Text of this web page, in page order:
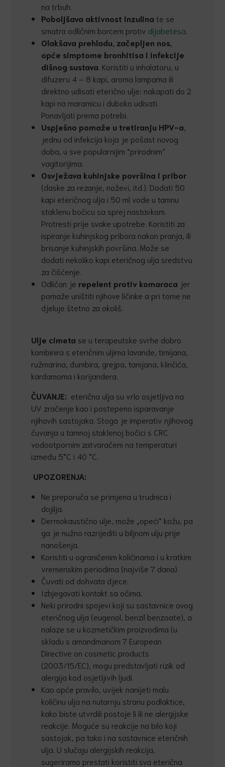
na trbuh.
Poboljšava aktivnost inzulina te se
smatra odličnim borcem protiv dijabetesa
Olakšava prehladu, začepljen nos,
opće simptome bronhitisa i infekcije
dišnog sustava . Koristiti u inhalatoru, u
difuzeru 4 – 8 kapi, aroma lampama ili
direktno udisati eterično ulje: nakapati do 2
kapi na maramicu i duboko udisati.
Ponavljati prema potrebi.
Uspješno pomaže u tretiranju HPV-a
jednu od infekcija koja je pošast novog
doba, u sve popularnijim “prirodnim”
vagitorijima.
Osvježava kuhinjske površina i pribor
(daske za rezanje, noževi, itd.). Dodati 50
kapi eteričnog ulja i 50 ml vode u tamnu
staklenu bočicu sa sprej nastavkom.
Protresti prije svake upotrebe. Koristiti za
ispiranje kuhinjskog pribora nakon pranja, ili
brisanje kuhinjskih površina. Može se
dodati nekoliko kapi eteričnog ulja sredstvu
za čišćenje.
Odličan je repelent protiv komaraca jer
pomaže uništiti njihove ličinke a pri tome ne
djeluje štetno za okoliš.
Ulje cimeta se u terapeutske svrhe dobro
kombinira s eteričnim uljima lavande, timijana,
ružmarina, đumbira, grejpa, tamjana, klinčića,
kardamoma i korijandera.
ČUVANJE: eterična ulja su vrlo osjetljiva na
UV zračenje kao i postepeno isparavanje
njihovih sastojaka. Stoga je imperativ njihovog
čuvanja u tamnoj staklenoj bočici s CRC
vodootpornim zatvaračem na temperaturi
između 5°C i 40 °C.
UPOZORENJA:
Ne preporuča se primjena u trudnica i
dojilja.
Dermokaustično ulje, može „opeći“ kožu, pa
ga je nužno razrijediti u biljnom ulju prije
nanošenja.
Koristiti u ograničenim količinama i u kratkim
vremenskim periodima (najviše 7 dana)
Čuvati od dohvata djece.
Izbjegavati kontakt sa očima.
Neki prirodni spojevi koji su sastavnice ovog
eteričnog ulja (eugenol, benzil benzoate), a
nalaze se u kozmetičkim proizvodima (u
skladu s amandmanom 7 European
Directive on cosmetic products
(2003/15/EC), mogu predstavljati rizik od
alergija kod osjetljivih ljudi.
Kao opće pravilo, uvijek nanijeti malu
količinu ulja na nutarnju stranu podlaktice,
kako biste utvrdili postoje li ili ne alergijske
reakcije. Moguće su reakcije na bilo koji
sastojak, pa tako i na sastavnice eteričnih
ulja. U slučaju alergijskih reakcija,
sugeriramo prestati koristiti sva eterična